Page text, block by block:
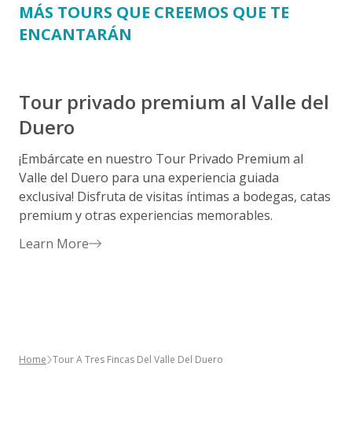
MÁS TOURS QUE CREEMOS QUE TE
ENCANTARÁN
Tour privado premium al Valle del
Duero
¡Embárcate en nuestro Tour Privado Premium al
Valle del Duero para una experiencia guiada
exclusiva! Disfruta de visitas íntimas a bodegas, catas
premium y otras experiencias memorables.
Learn More
Home Tour A Tres Fincas Del Valle Del Duero